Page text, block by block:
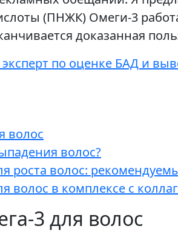
(ПНЖК) Омеги-3
доказанная
эксперт по оценке БАД и
волос
волос?
роста волос:
волос в комплексе с
3 для волос